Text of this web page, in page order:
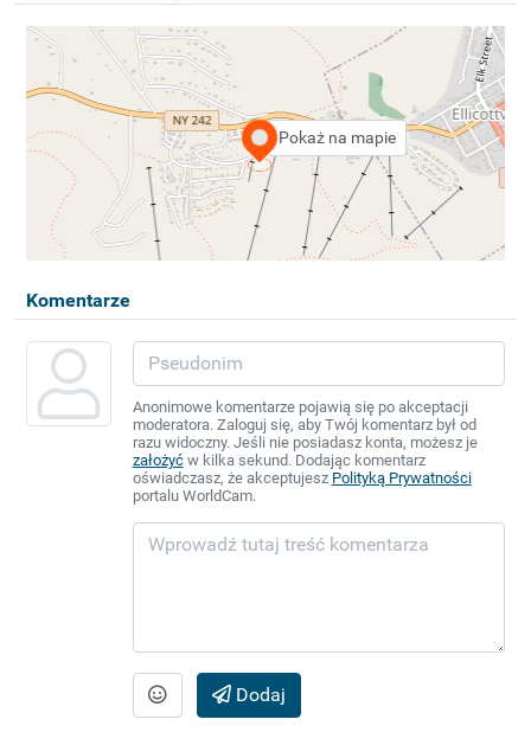
Pokaż na mapie
Komentarze
Anonimowe komentarze pojawią się po akceptacji
moderatora. Zaloguj się, aby Twój komentarz był od
razu widoczny. Jeśli nie posiadasz konta, możesz je
założyćw kilka sekund. Dodając komentarz
oświadczasz, że akceptujesz Polityką Prywatności
portalu WorldCam.
Dodaj